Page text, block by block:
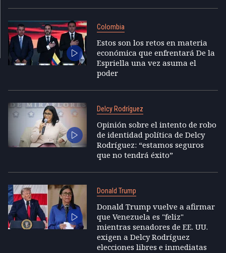
Colombia
Estos son los retos en materia
económica que enfrentará De la
Espriella una vez asuma el
poder
Delcy Rodríguez
Opinión sobre el intento de robo
de identidad política de Delcy
Rodríguez: “estamos seguros
que no tendrá éxito”
Donald Trump
Donald Trump vuelve a afirmar
que Venezuela es "feliz"
mientras senadores de EE. UU.
exigen a Delcy Rodríguez
elecciones libres e inmediatas